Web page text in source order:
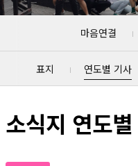
마음연결
표지 연도별 기사
소식지 연도